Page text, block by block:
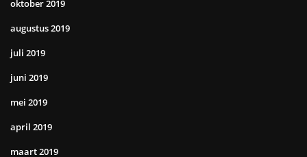
oktober 2019
augustus 2019
juli 2019
juni 2019
mei 2019
april 2019
maart 2019